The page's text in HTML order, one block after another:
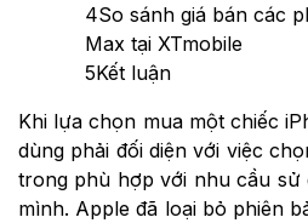
4So sánh giá bán các
Max tại XTmobile
5Kết luận
Khi lựa chọn mua một chiếc
dùng phải đối diện với việc
trong phù hợp với nhu cầu sử
mình. Apple đã loại bỏ phiên